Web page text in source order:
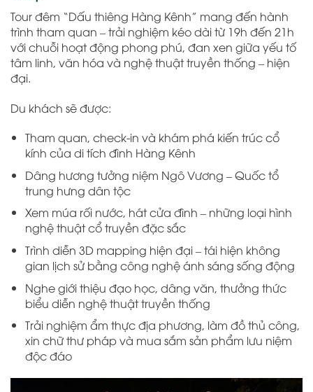
Tour đêm “Dấu thiêng Hàng Kênh” mang đến hành
trình tham quan – trải nghiệm kéo dài từ 19h đến 21h
với chuỗi hoạt động phong phú, đan xen giữa yếu tố
tâm linh, văn hóa và nghệ thuật truyền thống – hiện
đại.
Du khách sẽ được:
Tham quan, check-in và khám phá kiến trúc cổ
kính của di tích đình Hàng Kênh
Dâng hương tưởng niệm Ngô Vương – Quốc tổ
trung hưng dân tộc
Xem múa rối nước, hát cửa đình – những loại hình
nghệ thuật cổ truyền đặc sắc
Trình diễn 3D mapping hiện đại – tái hiện không
gian lịch sử bằng công nghệ ánh sáng sống động
Nghe giới thiệu đạo học, dâng văn, thưởng thức
biểu diễn nghệ thuật truyền thống
Trải nghiệm ẩm thực địa phương, làm đồ thủ công,
xin chữ thư pháp và mua sắm sản phẩm lưu niệm
độc đáo